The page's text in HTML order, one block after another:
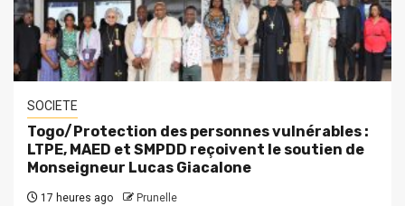
SOCIETE
Togo/Protection des personnes vulnérables :
LTPE, MAED et SMPDD reçoivent le soutien de
Monseigneur Lucas Giacalone
17 heures ago Prunelle